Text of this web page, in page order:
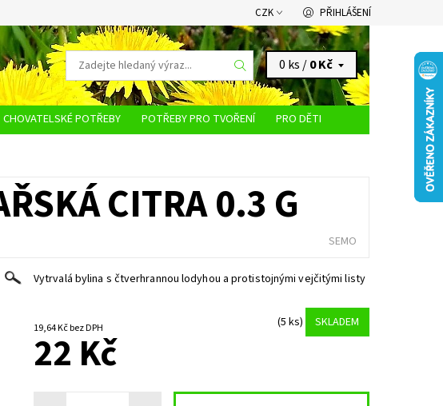
CZK PŘIHLÁŠENÍ
0 ks /0 Kč
CHOVATELSKÉ POTŘEBY POTŘEBY PRO TVOŘENÍ
PRO DĚTI
CITRA 0.3 G
SEMO
Vytrvalá bylina s čtverhrannou lodyhou a protistojnými vejčitými listy
19,64 Kč bez DPH (5 ks) SKLADEM
22 Kč